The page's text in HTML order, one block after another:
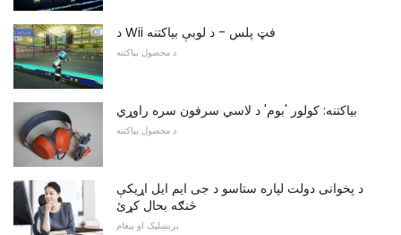
د Wii فټ پلس - د لوبې بیاکتنه
د محصول بیاکتنه
بیاکتنه: کولور 'بوم' د لاسي سرفون سره راوړي
د محصول بیاکتنه
د پخوانی دولت لپاره ستاسو د جی ایم ایل اړیکې
څنګه بحال کړئ
برېښلیک او پیغام